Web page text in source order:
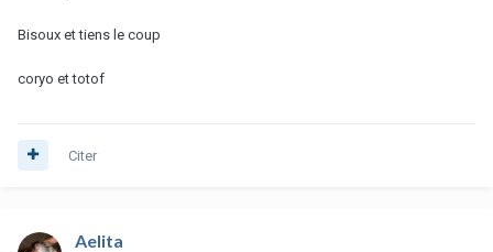
Bisoux et tiens le coup
coryo et totof
Citer
Aelita